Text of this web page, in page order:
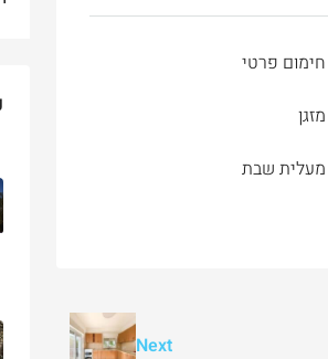
חימום פרטי
מזגן
מעלית שבת
Next